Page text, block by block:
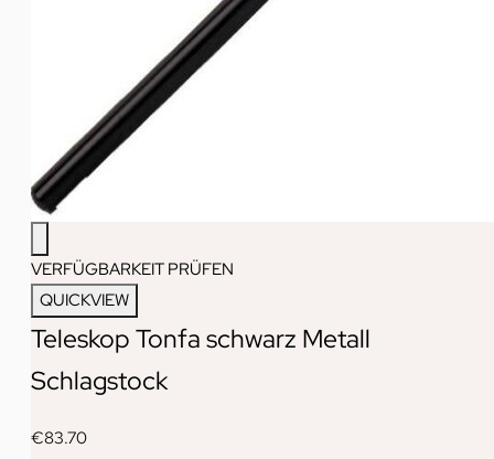
VERFÜGBARKEIT PRÜFEN
QUICKVIEW
Teleskop Tonfa schwarz Metall
Schlagstock
€83.70